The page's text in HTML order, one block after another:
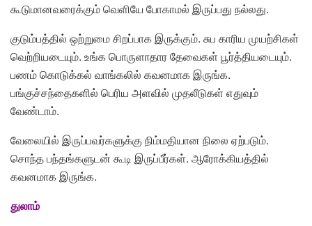
கூடுமானவரைக்கும் வெளியே போகாமல் இருப்பது நல்லது.
குடும்பத்தில் ஒற்றுமை சிறப்பாக இருக்கும். சுப காரிய முயற்சிகள்
வெற்றியடையும். உங்க பொருளாதார தேவைகள் பூர்த்தியடையும்.
பணம் கொடுக்கல் வாங்கலில் கவனமாக இருங்க.
பங்குச்சந்தைகளில் பெரிய அளவில் முதலீடுகள் எதுவும்
வேண்டாம்.
வேலையில் இருப்பவர்களுக்கு நிம்மதியான நிலை ஏற்படும்.
சொந்த பந்தங்களுடன் கூடி இருப்பீர்கள். ஆரோக்கியத்தில்
கவனமாக இருங்க.
துலாம்